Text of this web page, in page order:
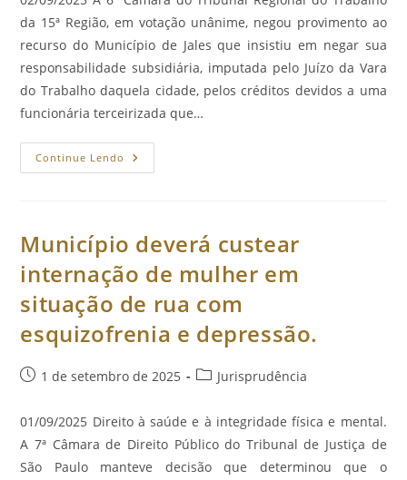
da 15ª Região, em votação unânime, negou provimento ao
recurso do Município de Jales que insistiu em negar sua
responsabilidade subsidiária, imputada pelo Juízo da Vara
do Trabalho daquela cidade, pelos créditos devidos a uma
funcionária terceirizada que…
Continue Lendo Município
É
Em
Serviço
Município deverá custear
internação de mulher em
situação de rua com
esquizofrenia e depressão.
Post1 de setembro de 2025
Categoria
post:
Jurisprudência
01/09/2025 Direito à saúde e à integridade física e mental.
A 7ª Câmara de Direito Público do Tribunal de Justiça de
São Paulo manteve decisão que determinou que o